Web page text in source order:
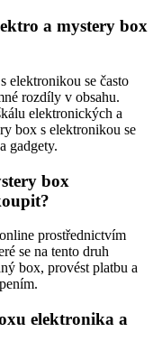
a mystery box
elektronikou se často
rozdíly v obsahu.
elektronických a
box s elektronikou se
gadgety.
box
prostřednictvím
se na tento druh
box, provést platbu a
elektronika a